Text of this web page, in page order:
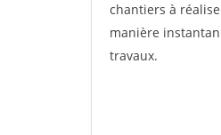
chantiers à
manière
travaux.